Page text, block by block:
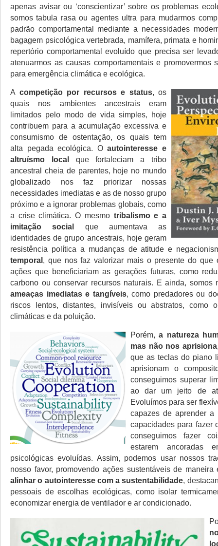
apenas avisar ou ‘conscientizar’ sobre os problemas
somos tabula rasa ou agentes ultra para mudarmos
padrão comportamental mediante a necessidades
bagagem psicológica vertebrada, mamífera, primata e
repertório comportamental evoluído que precisa ser
atenuarmos as causas comportamentais e promovermos
para emergência climática e ecológica.
A competição por recursos e status, os
quais nos ambientes ancestrais eram
limitados pelo modo de vida simples, hoje
contribuem para a acumulação excessiva e
consumismo de ostentação, os quais tem
alta pegada ecológica. Oautointeresse e
altruísmo localque fortaleciam a tribo
ancestral cheia de parentes, hoje no mundo
globalizado nos faz priorizar nossas
necessidades imediatas e as de nosso grupo
próximo e a ignorar problemas globais, como
a crise climática. O mesmo tribalismo e a
imitação social que aumentava as
identidades de grupo ancestrais, hoje geram
resistência política a mudanças de atitude e
temporal, que nos faz valorizar mais o presente do que
ações que beneficiariam as gerações futuras, como
carbono ou conservar recursos naturais. E ainda, somos
ameaças imediatas e tangíveis, como predadores ou
riscos lentos, distantes, invisíveis ou abstratos, como
climáticas e da poluição.
Porém,a natureza
mas não nos aprisiona
que as teclas do piano
aprisionam o
conseguimos superar
ao dar um jeito de
Evoluímos para ser
capazes de aprender a
capacidades para fazer
conseguimos fazer
estarem ancoradas
psicológicas evoluídas. Assim, podemos usar nossos
nosso favor, promovendo ações sustentáveis de maneira
alinhar o autointeresse com a sustentabilidade,
pessoais de escolhas ecológicas, como isolar
economizar energia de ventilador e ar condicionado.